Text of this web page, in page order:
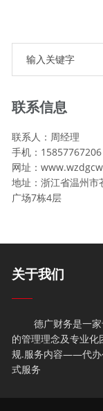
联系信息
联系人：周经理
手机：15857767206
网址：
地址：浙江省温州
广场7栋4层
关于我们
德广财务是一家
的管理理念及专业
规.服务内容——代办
式服务